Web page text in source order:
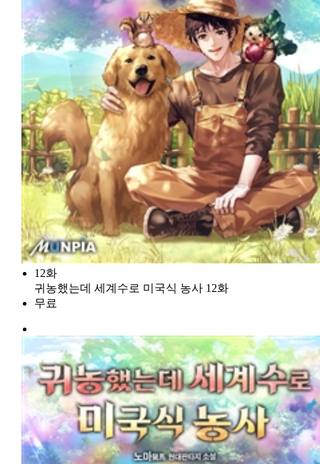
12화
귀농했는데 세계수로 미국식 농사 12화
무료